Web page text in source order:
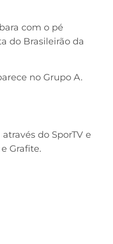
com o pé
do Brasileirão da
no Grupo A.
do SporTV e
Grafite.